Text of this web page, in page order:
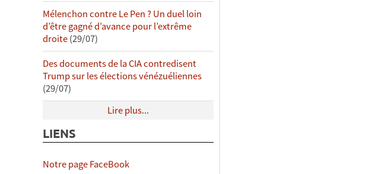
Mélenchon contre Le Pen ? Un duel loin
d’être gagné d’avance pour l’extrême
droite(29/07)
Des documents de la CIA contredisent
Trump sur les élections vénézuéliennes
(29/07)
Lire plus...
LIENS
Notre page FaceBook